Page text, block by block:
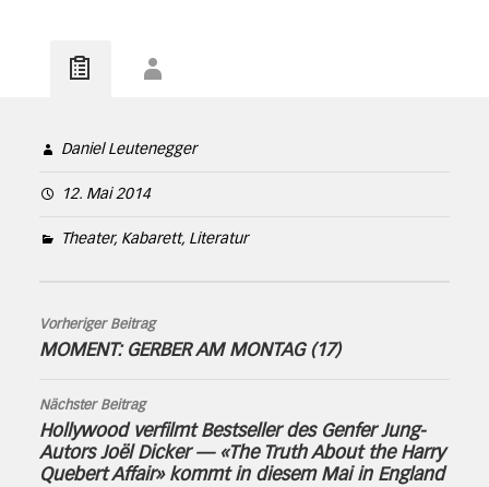
Daniel Leutenegger
12. Mai 2014
Theater, Kabarett, Literatur
Vorheriger Beitrag
MOMENT: GERBER AM MONTAG (17)
Nächster Beitrag
Hollywood verfilmt Bestseller des Genfer Jung-
Autors Joël Dicker — «The Truth About the Harry
Quebert Affair» kommt in diesem Mai in England